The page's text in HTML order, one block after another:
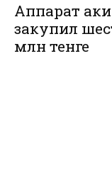
Аппарат
закупил
млн тенге